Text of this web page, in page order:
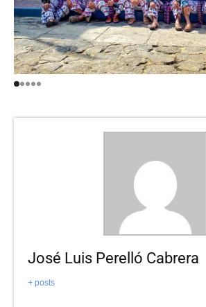
José Luis Perelló Cabrera
+ posts